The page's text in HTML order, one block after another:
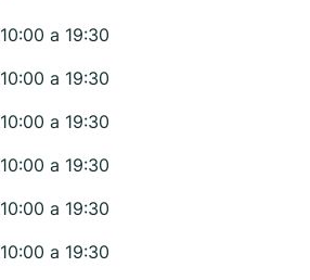
10:00 a 19:30
10:00 a 19:30
10:00 a 19:30
10:00 a 19:30
10:00 a 19:30
10:00 a 19:30